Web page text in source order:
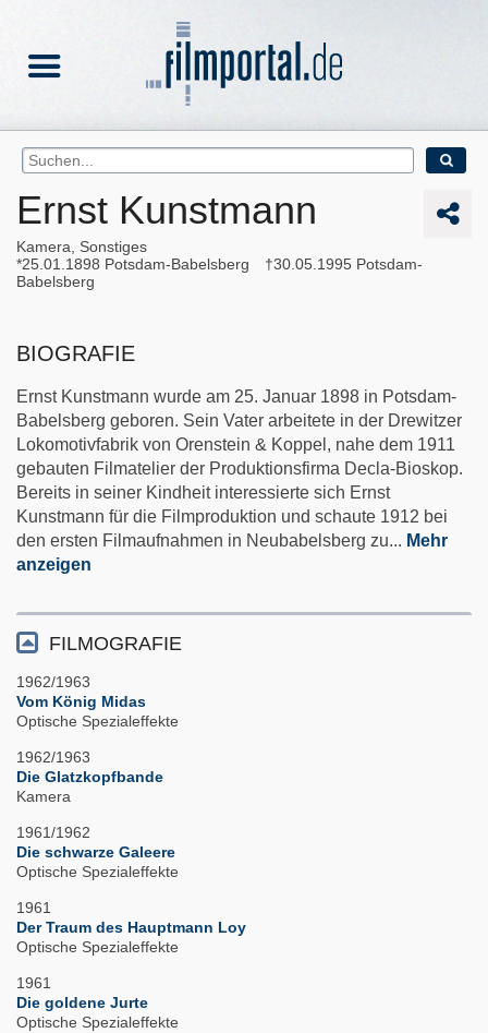
Ernst Kunstmann
Kamera, Sonstiges
25.01.1898 Potsdam-Babelsberg 30.05.1995 Potsdam-
Babelsberg
BIOGRAFIE
Ernst Kunstmann wurde am 25. Januar 1898 in Potsdam-
Babelsberg geboren. Sein Vater arbeitete in der Drewitzer
Lokomotivfabrik von Orenstein & Koppel, nahe dem 1911
gebauten Filmatelier der Produktionsfirma Decla-Bioskop.
Bereits in seiner Kindheit interessierte sich Ernst
Kunstmann für die Filmproduktion und schaute 1912 bei
den ersten Filmaufnahmen in Neubabelsberg zu... Mehr
anzeigen
FILMOGRAFIE
1962/1963
Vom König Midas
Optische Spezialeffekte
1962/1963
Die Glatzkopfbande
Kamera
1961/1962
Die schwarze Galeere
Optische Spezialeffekte
1961
Der Traum des Hauptmann Loy
Optische Spezialeffekte
1961
Die goldene Jurte
Optische Spezialeffekte